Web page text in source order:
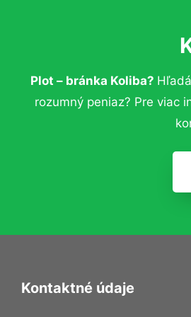
Plot – bránka Koliba?
rozumný peniaz? Pre viac
Kontaktné údaje